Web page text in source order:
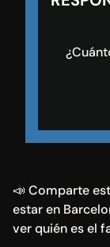
📣 Comparte
estar en
ver quién es el